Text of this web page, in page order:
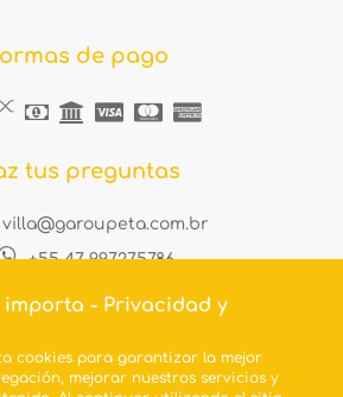
de pago
tus preguntas
villa@garoupeta.com.br
+55 47 997275786
Garoupeta. 97 - centro
- Santa Catarina
- Privacidad y
cookies para garantizar la mejor
mejorar nuestros servicios y